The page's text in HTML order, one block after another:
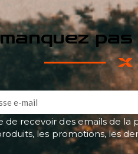
de recevoir des emails de
les promotions, les